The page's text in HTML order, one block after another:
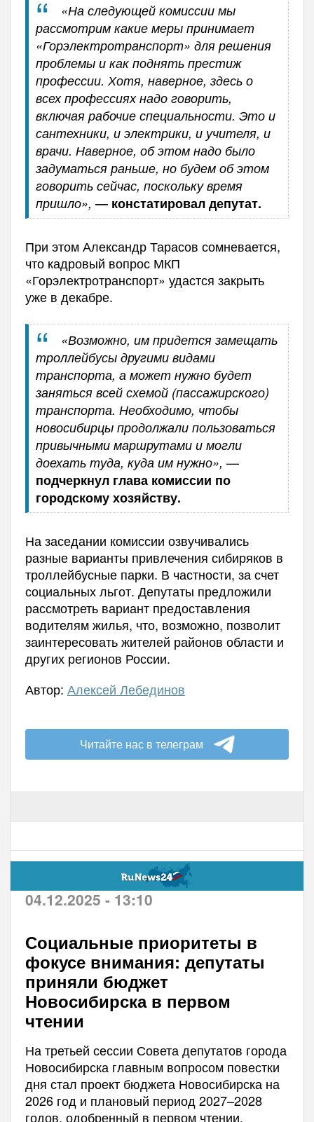
«На следующей комиссии мы
рассмотрим какие меры принимает
«Горэлектротранспорт» для решения
проблемы и как поднять престиж
профессии. Хотя, наверное, здесь о
всех профессиях надо говорить,
включая рабочие специальности. Это и
сантехники, и электрики, и учителя, и
врачи. Наверное, об этом надо было
задуматься раньше, но будем об этом
говорить сейчас, поскольку время
пришло», — констатировал депутат.
При этом Александр Тарасов сомневается,
что кадровый вопрос МКП
«Горэлектротранспорт» удастся закрыть
уже в декабре.
«Возможно, им придется замещать
троллейбусы другими видами
транспорта, а может нужно будет
заняться всей схемой (пассажирского)
транспорта. Необходимо, чтобы
новосибирцы продолжали пользоваться
привычными маршрутами и могли
доехать туда, куда им нужно», —
подчеркнул глава комиссии по
городскому хозяйству.
На заседании комиссии озвучивались
разные варианты привлечения сибиряков в
троллейбусные парки. В частности, за счет
социальных льгот. Депутаты предложили
рассмотреть вариант предоставления
водителям жилья, что, возможно, позволит
заинтересовать жителей районов области и
других регионов России.
Автор: Алексей Лебединов
Читайте нас в телеграм
04.12.2025 - 13:10
Социальные приоритеты в
фокусе внимания: депутаты
приняли бюджет
Новосибирска в первом
чтении
На третьей сессии Совета депутатов города
Новосибирска главным вопросом повестки
дня стал проект бюджета Новосибирска на
2026 год и плановый период 2027–2028
годов, одобренный в первом чтении.